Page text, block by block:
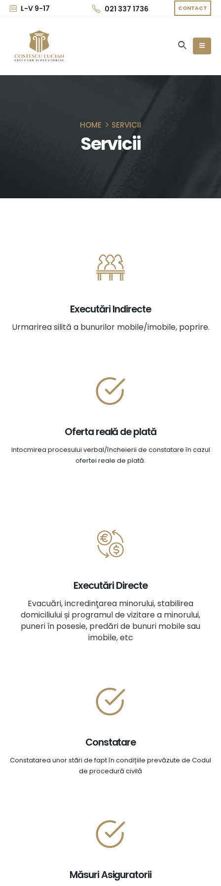
L-V 9-17 021 337 1736 CONTACT
HOME SERVICII
Servicii
Executări Indirecte
Urmarirea silită a bunurilor mobile/imobile, poprire.
Oferta reală de plată
Intocmirea procesului verbal/încheierii de constatare în cazul
ofertei reale de plată.
Executări Directe
Evacuări, incredinţarea minorului, stabilirea
domiciliului și programul de vizitare a minorului,
puneri în posesie, predări de bunuri mobile sau
imobile, etc
Constatare
Constatarea unor stãri de fapt în condițiile prevăzute de Codul
de procedură civilă
Măsuri Asiguratorii